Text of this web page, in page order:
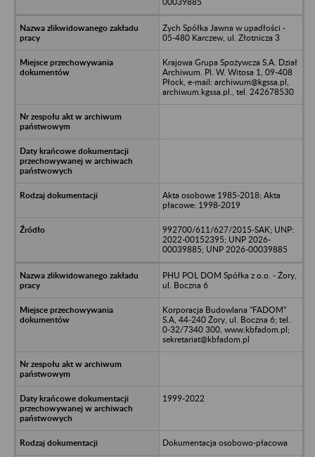
Zych Spółka Jawna w upadłości -
05-480 Karczew, ul. Złotnicza 3
Krajowa Grupa Spożywcza S.A. Dział
Archiwum. Pl. W. Witosa 1, 09-408
Płock, e-mail: archiwum@kgssa.pl,
archiwum.kgssa.pl., tel. 242678530
Akta osobowe 1985-2018; Akta
płacowe: 1998-2019
992700/611/627/2015-SAK; UNP:
2022-00152395; UNP 2026-
00039885; UNP 2026-00039885
PHU POL DOM Spółka z o.o. - Żory,
ul. Boczna 6
Korporacja Budowlana "FADOM"
S.A, 44-240 Żory, ul. Boczna 6; tel.
0-32/7340 300, www.kbfadom.pl;
sekretariat@kbfadom.pl
1999-2022
Dokumentacja osobowo-płacowa